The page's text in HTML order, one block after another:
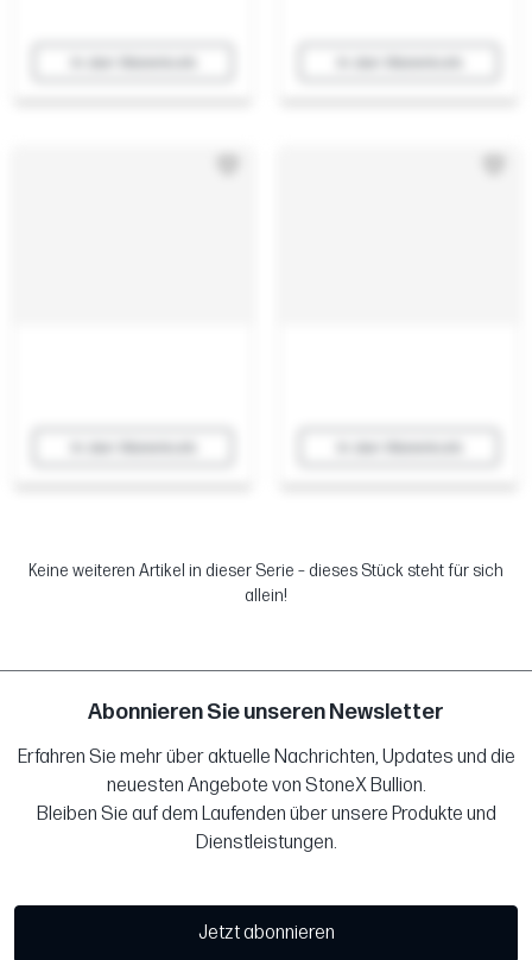
Keine weiteren Artikel in dieser Serie – dieses Stück steht für sich
allein!
Abonnieren Sie unseren Newsletter
Erfahren Sie mehr über aktuelle Nachrichten, Updates und die
neuesten Angebote von StoneX Bullion.
Bleiben Sie auf dem Laufenden über unsere Produkte und
Dienstleistungen.
Jetzt abonnieren